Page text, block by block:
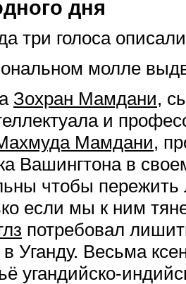
дня
три голоса
молле
Зохран Мамдани,
и
Мамдани,
Вашингтона в
чтобы
если мы к ним
потребовал
в Уганду. Весьма
угандийско-